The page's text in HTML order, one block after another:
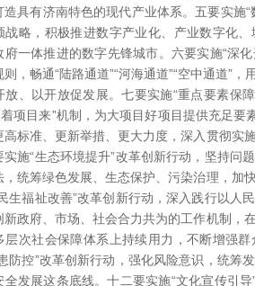
造具有济南特色的现代产业体系。五要实施
战略，积极推进数字产业化、产业数字化
府一体推进的数字先锋城市。六要实施“深
，畅通“陆路通道”“河海通道”“空中通道”
放、以开放促发展。七要实施“重点要素保
着项目来”机制，为大项目好项目提供充足
高标准、更新举措、更大力度，深入贯彻实
实施“生态环境提升”改革创新行动，坚持问
，统筹绿色发展、生态保护、污染治理，加
生福祉改善”改革创新行动，深入践行以人
新政府、市场、社会合力共为的工作机制，
层次社会保障体系上持续用力，不断增强
防控”改革创新行动，强化风险意识，统筹
全发展这条底线。十二要实施“文化宣传引